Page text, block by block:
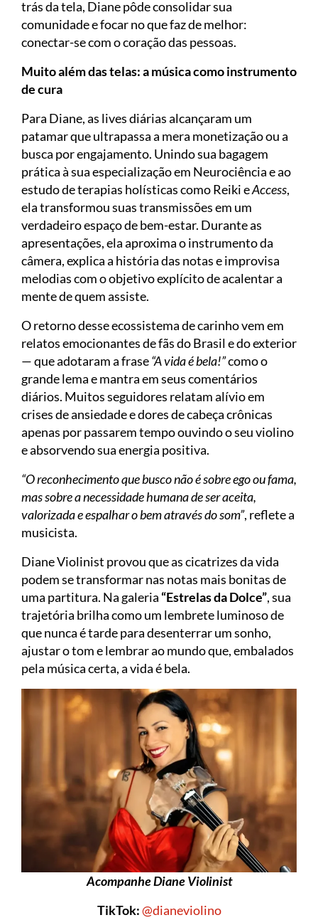
trás da tela, Diane pôde consolidar sua
comunidade e focar no que faz de melhor:
conectar-se com o coração das pessoas.
Muito além das telas: a música como instrumento
de cura
Para Diane, as lives diárias alcançaram um
patamar que ultrapassa a mera monetização ou a
busca por engajamento. Unindo sua bagagem
prática à sua especialização em Neurociência e ao
estudo de terapias holísticas como Reiki eAccess,
ela transformou suas transmissões em um
verdadeiro espaço de bem-estar. Durante as
apresentações, ela aproxima o instrumento da
câmera, explica a história das notas e improvisa
melodias com o objetivo explícito de acalentar a
mente de quem assiste.
O retorno desse ecossistema de carinho vem em
relatos emocionantes de fãs do Brasil e do exterior
— que adotaram a frase“A vida é bela!”como o
grande lema e mantra em seus comentários
diários. Muitos seguidores relatam alívio em
crises de ansiedade e dores de cabeça crônicas
apenas por passarem tempo ouvindo o seu violino
e absorvendo sua energia positiva.
“O reconhecimento que busco não é sobre ego ou fama,
mas sobre a necessidade humana de ser aceita,
valorizada e espalhar o bem através do som”, reflete a
musicista.
Diane Violinist provou que as cicatrizes da vida
podem se transformar nas notas mais bonitas de
uma partitura. Na galeria “Estrelas da Dolce”, sua
trajetória brilha como um lembrete luminoso de
que nunca é tarde para desenterrar um sonho,
ajustar o tom e lembrar ao mundo que, embalados
pela música certa, a vida é bela.
Acompanhe Diane Violinist
TikTok:@dianeviolino